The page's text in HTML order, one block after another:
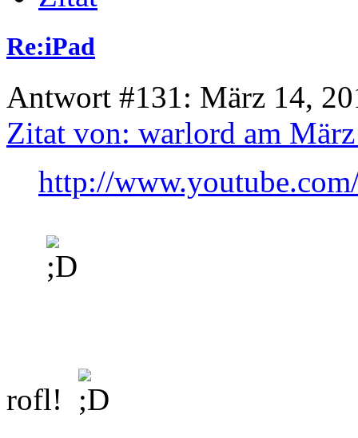
Re:iPad
Antwort #131: März 14,
Zitat von: warlord am
http://
rofl!